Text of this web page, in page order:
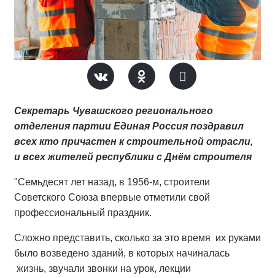
Секретарь Чувашского регионального
отделения партии Единая Россия поздравил
всех кто причастен к строительной отрасли,
и всех жителей республики с Днём строителя
"Семьдесят лет назад, в 1956-м, строители
Советского Союза впервые отметили свой
профессиональный праздник.
Сложно представить, сколько за это время их руками
было возведено зданий, в которых начиналась
жизнь, звучали звонки на урок, лекции